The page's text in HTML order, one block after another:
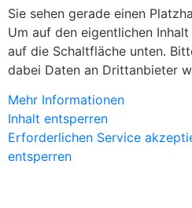
Sie sehen gerade einen
Um auf den eigentlichen
auf die Schaltfläche unten.
dabei Daten an Drittanbieter
Mehr Informationen
Inhalt entsperren
Erforderlichen Service
entsperren